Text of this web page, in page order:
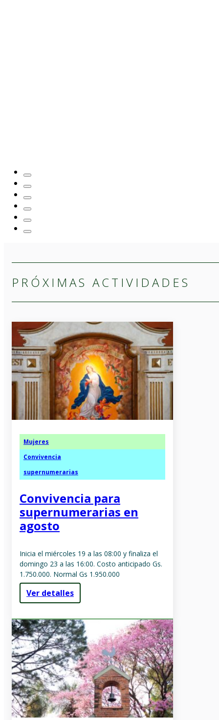
PRÓXIMAS ACTIVIDADES
Mujeres
Convivencia
supernumerarias
Convivencia para
supernumerarias en
agosto
Inicia el miércoles 19 a las 08:00 y finaliza el
domingo 23 a las 16:00. Costo anticipado Gs.
1.750.000. Normal Gs 1.950.000
Ver detalles